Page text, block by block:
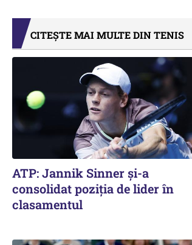
CITEȘTE MAI MULTE DIN TENIS
ATP: Jannik Sinner și-a
consolidat poziția de lider în
clasamentul